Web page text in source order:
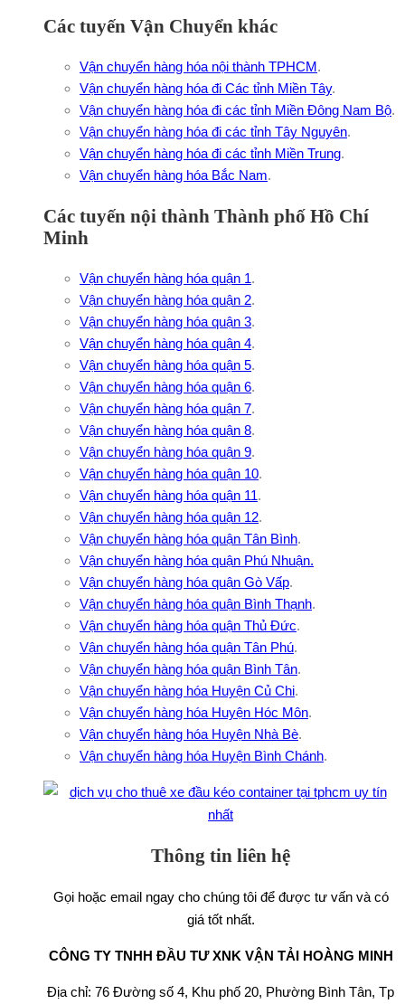
Các tuyến Vận Chuyển khác
Vận chuyển hàng hóa nội thành TPHCM.
Vận chuyển hàng hóa đi Các tỉnh Miền Tây.
Vận chuyển hàng hóa đi các tỉnh Miền Đông Nam Bộ.
Vận chuyển hàng hóa đi các tỉnh Tây Nguyên.
Vận chuyển hàng hóa đi các tỉnh Miền Trung.
Vận chuyển hàng hóa Bắc Nam.
Các tuyến nội thành Thành phố Hồ Chí
Minh
Vận chuyển hàng hóa quận 1.
Vận chuyển hàng hóa quận 2.
Vận chuyển hàng hóa quận 3.
Vận chuyển hàng hóa quận 4.
Vận chuyển hàng hóa quận 5.
Vận chuyển hàng hóa quận 6.
Vận chuyển hàng hóa quận 7.
Vận chuyển hàng hóa quận 8.
Vận chuyển hàng hóa quận 9.
Vận chuyển hàng hóa quận 10.
Vận chuyển hàng hóa quận 11.
Vận chuyển hàng hóa quận 12.
Vận chuyển hàng hóa quận Tân Bình.
Vận chuyển hàng hóa quận Phú Nhuận.
Vận chuyển hàng hóa quận Gò Vấp.
Vận chuyển hàng hóa quận Bình Thạnh.
Vận chuyển hàng hóa quận Thủ Đức.
Vận chuyển hàng hóa quận Tân Phú.
Vận chuyển hàng hóa quận Bình Tân.
Vận chuyển hàng hóa Huyện Củ Chi.
Vận chuyển hàng hóa Huyện Hóc Môn.
Vận chuyển hàng hóa Huyện Nhà Bè.
Vận chuyển hàng hóa Huyện Bình Chánh.
Thông tin liên hệ
Gọi hoặc email ngay cho chúng tôi để được tư vấn và có
giá tốt nhất.
CÔNG TY TNHH ĐẦU TƯ XNK VẬN TẢI HOÀNG MINH
Địa chỉ: 76 Đường số 4, Khu phố 20, Phường Bình Tân, Tp